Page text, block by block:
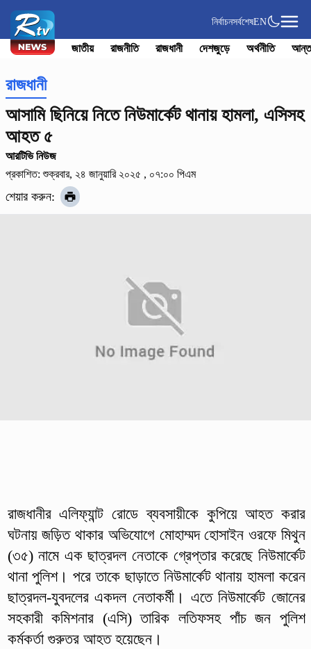
নির্বাচনসর্বশেষEN
জাতীয় রাজনীতি রাজধানী দেশজুড়ে অর্থনীতি
রাজধানী
আসামি ছিনিয়ে নিতে নিউমার্কেট থানায় হামলা, এসিসহ
আহত ৫
আরটিভি নিউজ
প্রকাশিত: শুক্রবার, ২৪ জানুয়ারি ২০২৫ , ০৭:০০ পিএম
শেয়ার করুন:
রাজধানীর এলিফ্যান্ট রোডে ব্যবসায়ীকে কুপিয়ে আহত করার
ঘটনায় জড়িত থাকার অভিযোগে মোহাম্মদ হোসাইন ওরফে মিথুন
(৩৫) নামে এক ছাত্রদল নেতাকে গ্রেপ্তার করেছে নিউমার্কেট
থানা পুলিশ। পরে তাকে ছাড়াতে নিউমার্কেট থানায় হামলা করেন
ছাত্রদল-যুবদলের একদল নেতাকর্মী। এতে নিউমার্কেট জোনের
সহকারী কমিশনার (এসি) তারিক লতিফসহ পাঁচ জন পুলিশ
কর্মকর্তা গুরুতর আহত হয়েছেন।